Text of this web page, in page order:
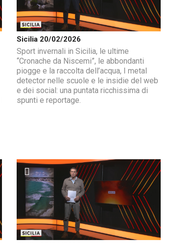
Sicilia 20/02/2026
Sport invernali in Sicilia, le ultime
“Cronache da Niscemi”, le abbondanti
piogge e la raccolta dell’acqua, I metal
detector nelle scuole e le insidie del web
e dei social: una puntata ricchissima di
spunti e reportage.